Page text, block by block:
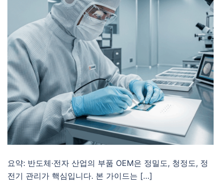
요약: 반도체·전자 산업의 부품 OEM은 정밀도, 청정도, 정
전기 관리가 핵심입니다. 본 가이드는 […]